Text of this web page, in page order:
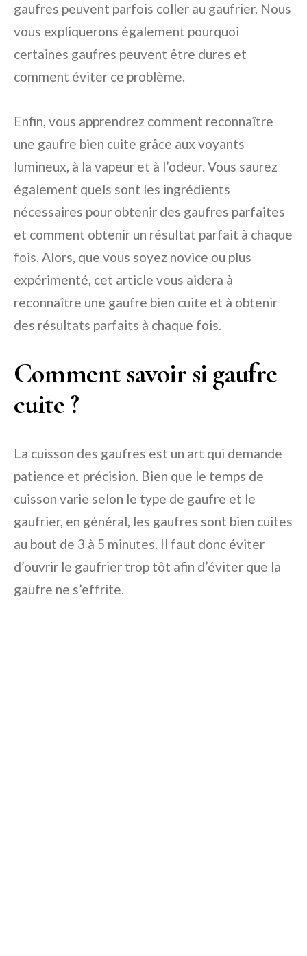
gaufres peuvent parfois coller au gaufrier. Nous
vous expliquerons également pourquoi
certaines gaufres peuvent être dures et
comment éviter ce problème.
Enfin, vous apprendrez comment reconnaître
une gaufre bien cuite grâce aux voyants
lumineux, à la vapeur et à l’odeur. Vous saurez
également quels sont les ingrédients
nécessaires pour obtenir des gaufres parfaites
et comment obtenir un résultat parfait à chaque
fois. Alors, que vous soyez novice ou plus
expérimenté, cet article vous aidera à
reconnaître une gaufre bien cuite et à obtenir
des résultats parfaits à chaque fois.
Comment savoir si gaufre
cuite ?
La cuisson des gaufres est un art qui demande
patience et précision. Bien que le temps de
cuisson varie selon le type de gaufre et le
gaufrier, en général, les gaufres sont bien cuites
au bout de 3 à 5 minutes. Il faut donc éviter
d’ouvrir le gaufrier trop tôt afin d’éviter que la
gaufre ne s’effrite.